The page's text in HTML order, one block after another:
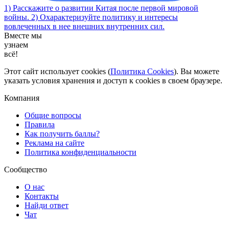
1) Расскажите о развитии Китая после первой мировой
войны. 2) Охарактеризуйте политику и интересы
вовлеченных в нее внешних внутренних сил.
Вместе мы
узнаем
всё!
Этот сайт использует cookies (Политика Cookies). Вы можете
указать условия хранения и доступ к cookies в своем браузере.
Компания
Общие вопросы
Правила
Как получить баллы?
Реклама на сайте
Политика конфиденциальности
Сообщество
О нас
Контакты
Найди ответ
Чат